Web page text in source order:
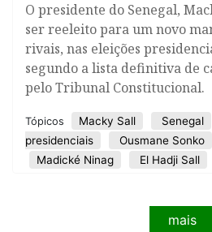
O presidente do Senegal,
ser reeleito para um novo
rivais, nas eleições
segundo a lista definitiva de
pelo Tribunal Constitucional.
Tópicos Macky Sall Senegal
presidenciais
Ousmane Sonko
Madické Ninag
El Hadji Sall
mais